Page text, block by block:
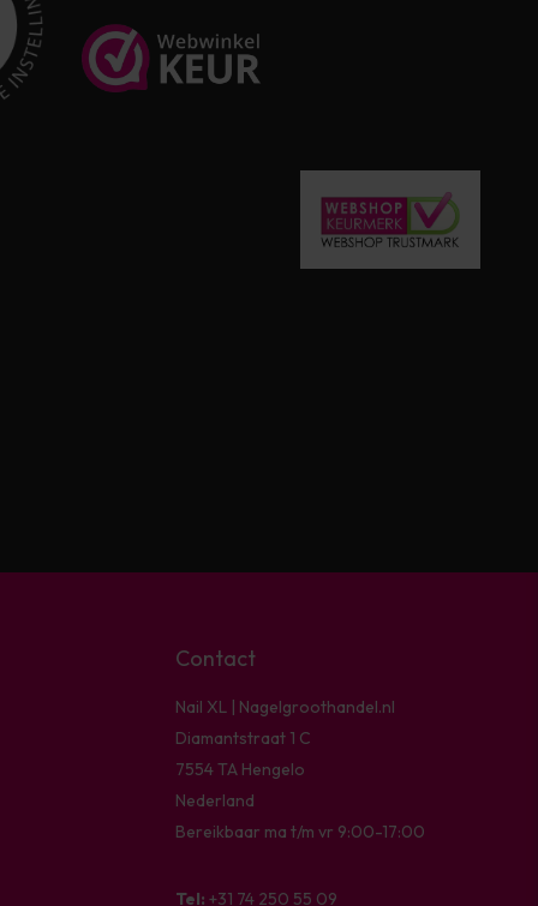
Contact
Nail XL | Nagelgroothandel.nl
Diamantstraat 1 C
7554 TA Hengelo
Nederland
Bereikbaar ma t/m vr 9:00-17:00
Tel: +31 74 250 55 09